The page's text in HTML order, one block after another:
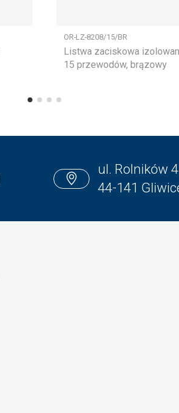
OR-LZ-8208/15/BR
Listwa zaciskowa
15 przewodów, brązowy
ul. Rolników
44-141